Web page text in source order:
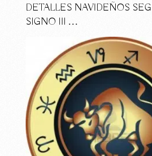
DETALLES NAVIDEÑOS
SIGNO III …